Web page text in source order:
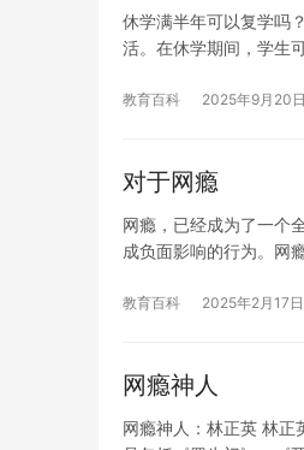
休学满半年可以复学吗
活。在休学期间，学生
教育百科 2025年9月20日
对于网瘾
网瘾，已经成为了一个
成负面影响的行为。网
教育百科 2025年2月17日
网瘾神人
网瘾神人：林正英 林正